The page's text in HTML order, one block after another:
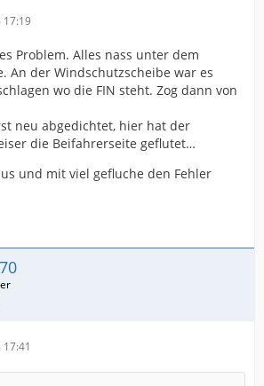
17:19
Problem. Alles nass unter dem
An der Windschutzscheibe war es
wo die FIN steht. Zog dann von
neu abgedichtet, hier hat der
die Beifahrerseite geflutet…
und mit viel gefluche den Fehler